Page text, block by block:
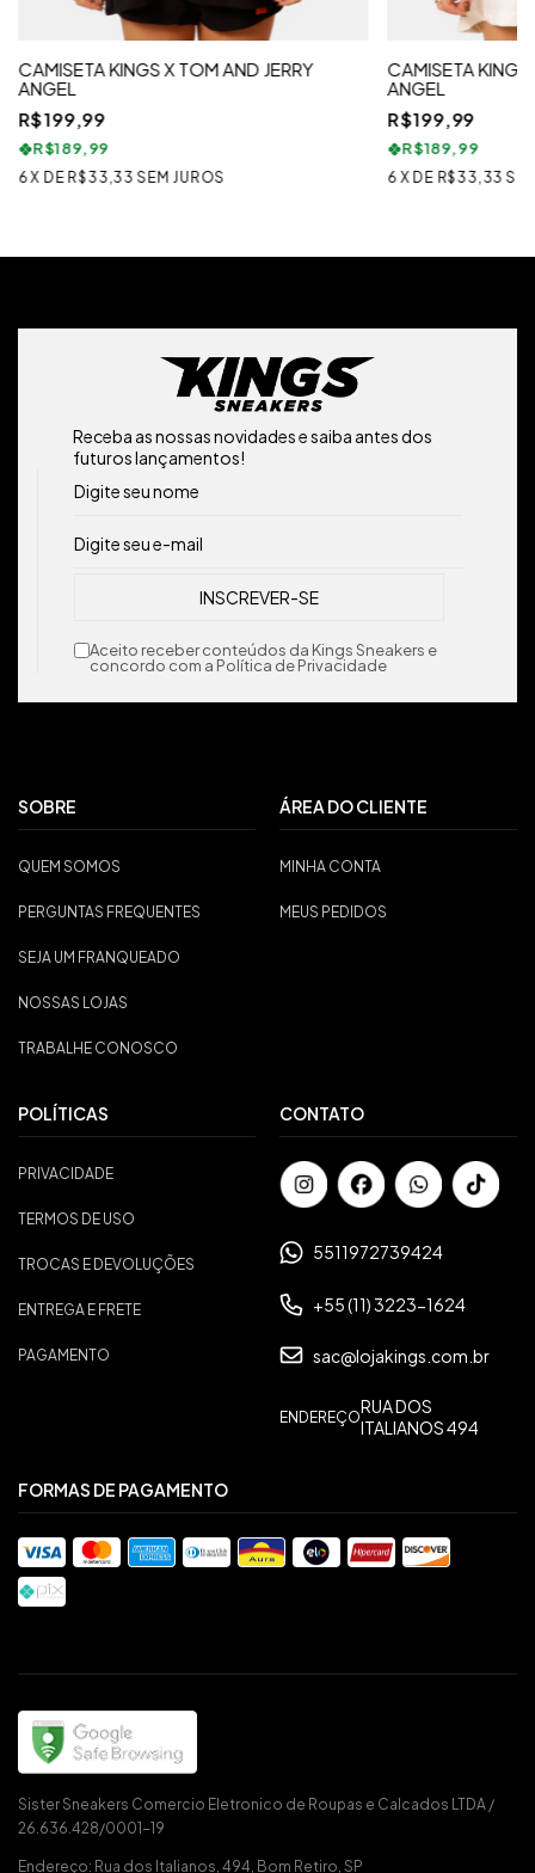
CAMISETA KINGS X TOM AND JERRY
ANGEL
R$199,99
R$189,99
6X DE R$33,33 SEM JUROS
CAMISETA KINGS
ANGEL
R$199,99
R$189,99
6 X DE R$33,33
Receba as nossas novidades e saiba antes dos
futuros lançamentos!
Aceito receber conteúdos da Kings Sneakers e
concordo com a Política de Privacidade
SOBRE
QUEM SOMOS
PERGUNTAS FREQUENTES
SEJA UM FRANQUEADO
NOSSAS LOJAS
TRABALHE CONOSCO
ÁREA DO CLIENTE
MINHA CONTA
MEUS PEDIDOS
POLÍTICAS
PRIVACIDADE
TERMOS DE USO
TROCAS E DEVOLUÇÕES
ENTREGA E FRETE
PAGAMENTO
CONTATO
5511972739424
+55 (11) 3223-1624
sac@lojakings.com.br
ENDEREÇORUA DOS
ITALIANOS 494
FORMAS DE PAGAMENTO
Sister Sneakers Comercio Eletronico de Roupas e Calcados LTDA /
26.636.428/0001-19
Endereço: Rua dos Italianos, 494, Bom Retiro, SP